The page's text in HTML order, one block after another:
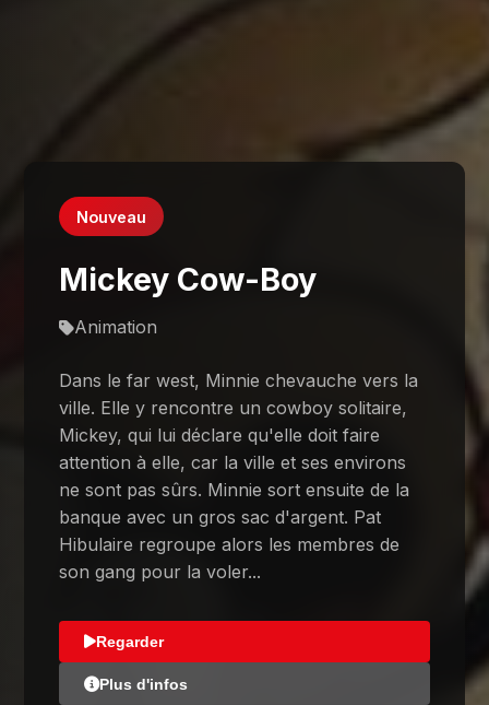
Nouveau
Mickey Cow-Boy
Animation
Dans le far west, Minnie chevauche vers la
ville. Elle y rencontre un cowboy solitaire,
Mickey, qui lui déclare qu'elle doit faire
attention à elle, car la ville et ses environs
ne sont pas sûrs. Minnie sort ensuite de la
banque avec un gros sac d'argent. Pat
Hibulaire regroupe alors les membres de
son gang pour la voler...
Regarder
Plus d'infos